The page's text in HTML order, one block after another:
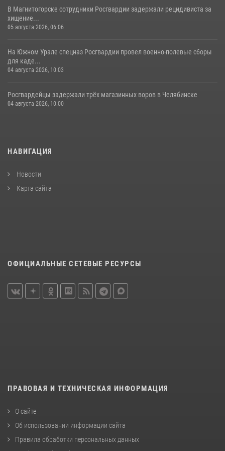
В Магнитогорске сотрудники Росгвардии задержали рецидивиста за
хищение...
05 августа 2026, 06:06
На Южном Урале спецназ Росгвардии провел военно-полевые сборы
для каде...
04 августа 2026, 10:03
Росгвардейцы задержали трёх магазинных воров в Челябинске
04 августа 2026, 10:00
НАВИГАЦИЯ
Новости
Карта сайта
ОФИЦИАЛЬНЫЕ СЕТЕВЫЕ РЕСУРСЫ
ПРАВОВАЯ И ТЕХНИЧЕСКАЯ ИНФОРМАЦИЯ
О сайте
Об использовании информации сайта
Правила обработки персональных данных